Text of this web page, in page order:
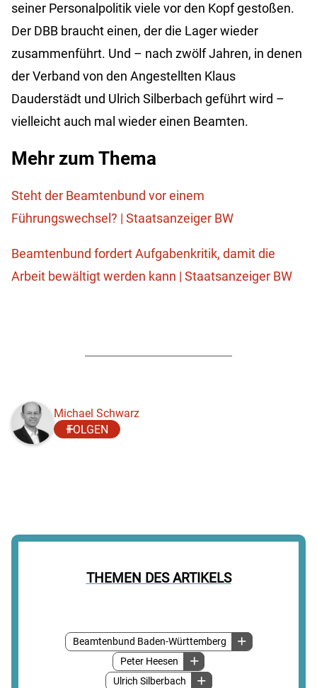
THEMEN DES ARTIKELS
Beamtenbund Baden-Württemberg
Peter Heesen
Ulrich Silberbach
seiner Personalpolitik viele vor den Kopf gestoßen.
Der DBB braucht einen, der die Lager wieder
zusammenführt. Und – nach zwölf Jahren, in denen
der Verband von den Angestellten Klaus
Dauderstädt und Ulrich Silberbach geführt wird –
vielleicht auch mal wieder einen Beamten.
Mehr zum Thema
Steht der Beamtenbund vor einem
Führungswechsel? | Staatsanzeiger BW
Beamtenbund fordert Aufgabenkritik, damit die
Arbeit bewältigt werden kann | Staatsanzeiger BW
Michael Schwarz
FOLGEN